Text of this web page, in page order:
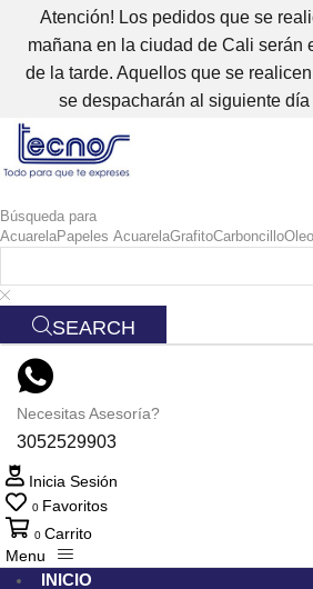
Atención! Los pedidos que se
mañana en la ciudad de Cali serán
de la tarde. Aquellos que se
se despacharán al siguiente día
Búsqueda para
AcuarelaPapeles AcuarelaGrafitoCarboncilloOleo
SEARCH
Necesitas Asesoría?
3052529903
Inicia Sesión
0 Favoritos
0 Carrito
Menu
INICIO